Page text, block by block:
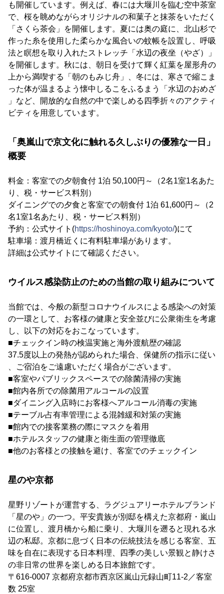
も開催しています。例えば、春には大堰川を臨む空中茶室
で、桜を眺めながらオリジナルの和菓子と抹茶をいただく
「さくら茶会」を開催します。夏には奥の庭に、北山杉で
作った糸を使用した柔らかな風合いの蚊帳を設置し、呼吸
法と瞑想を取り入れたストレッチ「水辺の夜坐（やざ）」
を開催します。秋には、朝日を受けて輝く紅葉を屋形舟の
上から満喫する「朝のもみじ舟」、冬には、寒さで縮こま
った体が温まるよう懐中しるこをふるまう「水辺のおめざ
」など、開放的な自然の中で楽しめる四季折々のアクティ
ビティを用意しています。
「奥嵐山で京文化に触れる久しぶりの優雅な一日」
概要
料金：客室での夕朝食付 1泊 50,100円～（2名1室1名あた
り、税・サービス料別）
ダイニングでの夕食と客室での朝食付 1泊 61,600円～（2
名1室1名あたり、税・サービス料別）
予約：公式サイト(https://hoshinoya.com/kyoto/)にて
駐車場：渡月橋近くに有料駐車場があります。
詳細は公式サイトにて確認ください。
ウイルス感染防止のための当館の取り組みについて
当館では、今般の新型コロナウイルスによる感染への対策
の一環として、お客様の健康と安全並びに公衆衛生を考慮
し、以下の対応をおこなっています。
■チェックイン時の検温実施と海外渡航歴の確認
37.5度以上の発熱が認められた場合、保健所の指示に従い
、ご宿泊をご遠慮いただく場合がございます。
■客室やパブリックスペースでの除菌清掃の実施
■館内各所での除菌用アルコールの設置
■ダイニング入店時にお客様へアルコール消毒の実施
■テーブル占有率管理による混雑緩和対策の実施
■館内での接客業務の際にマスクを着用
■ホテルスタッフの健康と衛生面の管理徹底
■他のお客様との接触を避け、客室でのチェックイン
星のや京都
星野リゾートが運営する、ラグジュアリーホテルブランド
「星のや」の一つ。平安貴族が別邸を構えた京都府・嵐山
に位置し、渡月橋から船に乗り、大堰川を遡ると現れる水
辺の私邸。京都に息づく日本の伝統技法を感じる客室、五
味を自在に表現する日本料理、四季の美しい景観と静けさ
の非日常の世界を楽しめる日本旅館です。
〒616-0007 京都府京都市西京区嵐山元録山町11-2／客室
数 25室